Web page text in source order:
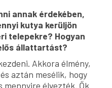
annak érdekében,
kutya kerüljön
telepekre? Hogyan
állattartást?
Akkora élmény,
aztán mesélik, hogy
mennyire élvezték. Ők